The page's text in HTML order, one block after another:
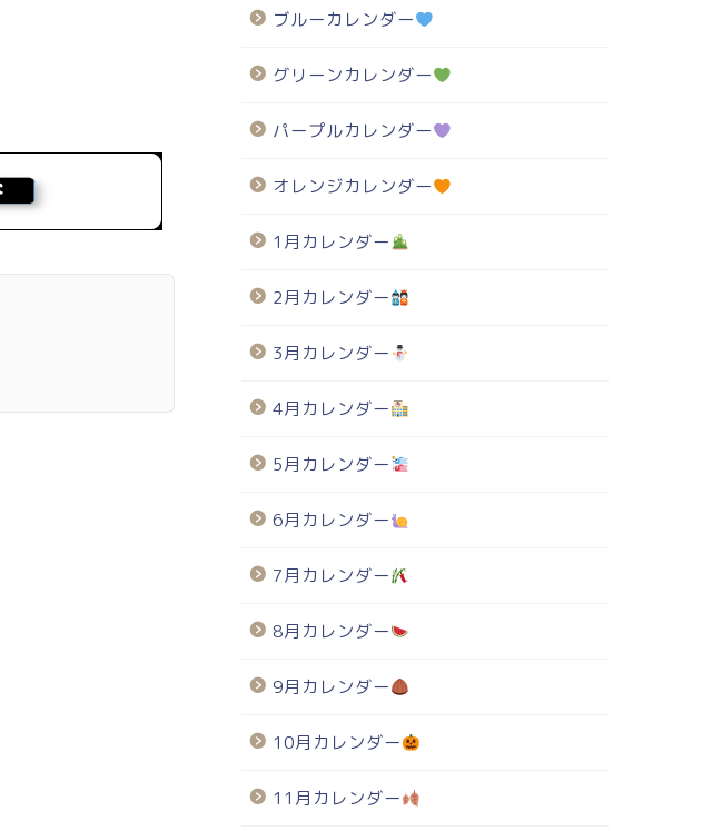
ブルーカレンダー
グリーンカレンダー
パープルカレンダー
オレンジカレンダー
1月カレンダー
2月カレンダー
3月カレンダー
4月カレンダー
5月カレンダー
6月カレンダー
7月カレンダー
8月カレンダー
9月カレンダー
10月カレンダー
11月カレンダー